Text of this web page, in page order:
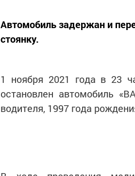
Автомобиль задержан и
стоянку.
1 ноября 2021 года в 23
остановлен автомобиль
водителя, 1997 года